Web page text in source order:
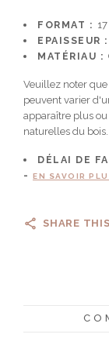
FORMAT :
EPAISSEUR :
MATÉRIAU :
Veuillez noter
peuvent varier
apparaître plus
naturelles du bois.
DÉLAI DE
-
EN SAVOIR
SHARE